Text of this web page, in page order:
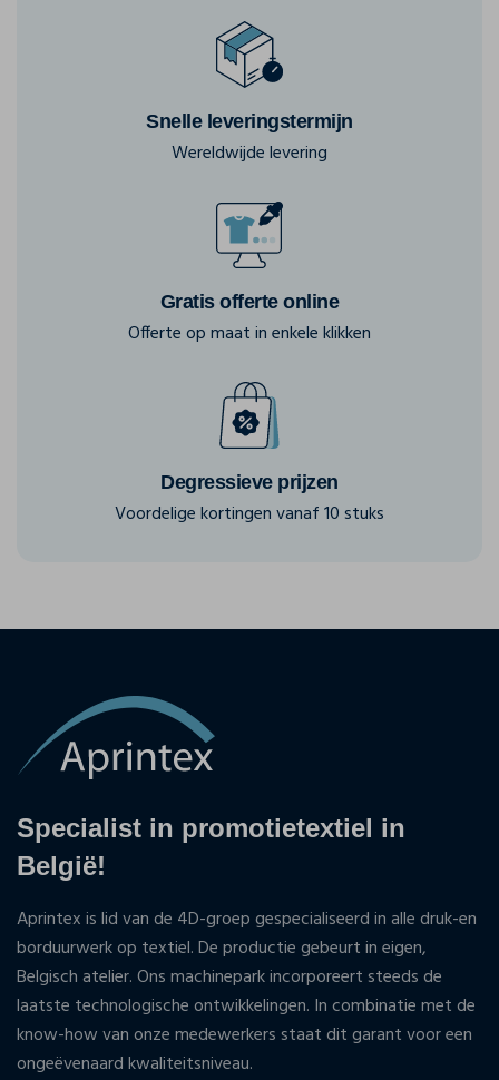
Snelle leveringstermijn
Wereldwijde levering
Gratis offerte online
Offerte op maat in enkele klikken
Degressieve prijzen
Voordelige kortingen vanaf 10 stuks
Specialist in promotietextiel in
België!
Aprintex is lid van de 4D-groep gespecialiseerd in alle druk-en
borduurwerk op textiel. De productie gebeurt in eigen,
Belgisch atelier. Ons machinepark incorporeert steeds de
laatste technologische ontwikkelingen. In combinatie met de
know-how van onze medewerkers staat dit garant voor een
ongeëvenaard kwaliteitsniveau.